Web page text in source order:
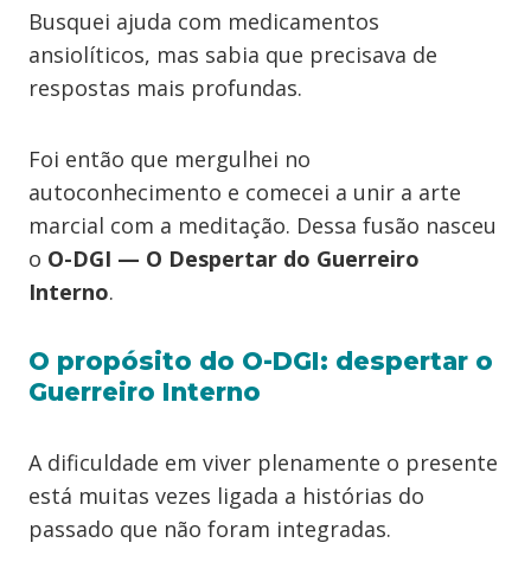
Busquei ajuda com medicamentos
ansiolíticos, mas sabia que precisava de
respostas mais profundas.
Foi então que mergulhei no
autoconhecimento e comecei a unir a arte
marcial com a meditação. Dessa fusão nasceu
o O-DGI — O Despertar do Guerreiro
Interno.
O propósito do O-DGI: despertar o
Guerreiro Interno
A dificuldade em viver plenamente o presente
está muitas vezes ligada a histórias do
passado que não foram integradas.